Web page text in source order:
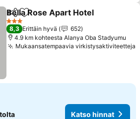
Jaa Lisää suosikkeihin
Bella Rose Apart Hotel
3 Tähtiluokitus
8,3 Erittäin hyvä
652
4.9 km kohteesta Alanya Oba Stadyumu
Mukaansatempaavia virkistysaktiviteetteja
Katso hinnat